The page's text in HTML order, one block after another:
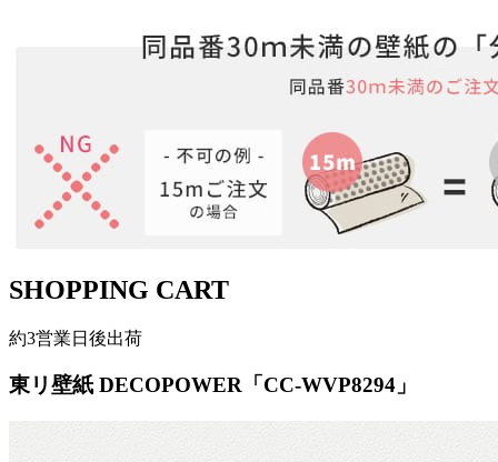
SHOPPING CART
約3営業日後出荷
東リ壁紙 DECOPOWER「CC-WVP8294」